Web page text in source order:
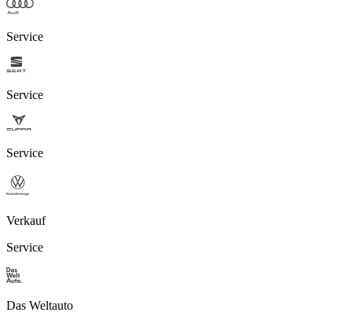
Service
Service
Service
Verkauf
Service
Das Weltauto